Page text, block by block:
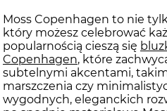
Moss Copenhagen to nie
który możesz celebrować
popularnością cieszą się
Copenhagen, które
subtelnymi akcentami,
marszczenia czy
wygodnych, eleganckich